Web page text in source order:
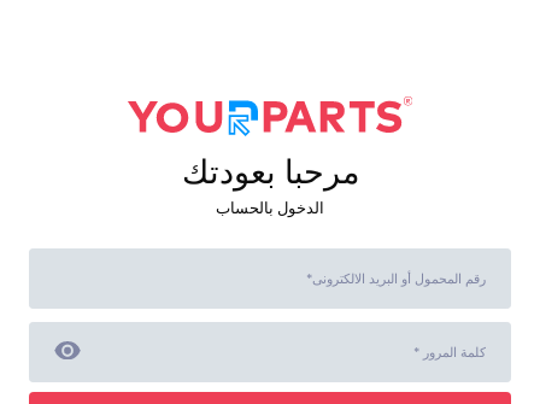
مرحبا بعودتك
الدخول بالحساب